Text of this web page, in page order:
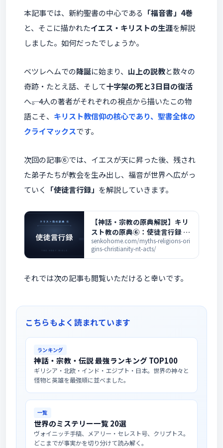
本記事では、新約聖書の中心である 「福音書」4巻
と、そこに描かれたイエス・キリストの生涯を解説
しました。如何だったでしょうか。
ベツレヘムでの降誕に始まり、 山上の説教と数々の
奇跡・たとえ話、そして十字架の死と3日目の復活
へ――。4人の著者がそれぞれの視点から描いたこの物
語こそ、 キリスト教信仰の核心であり、聖書全体の
クライマックスです。
次回の記事⑥では、イエスが天に昇った後、残され
た弟子たちが教会を生み出し、福音が世界へ広がっ
ていく
「使徒言行録」 を解説していきます。
【神話・宗教の原典解説】キリ
スト教の原典⑥：使徒言行録 ―
教会の誕生とパウロの伝道を解
説
senkohome.com/myths-religions-ori
gins-christianity-nt-acts/
それでは次の記事も閲覧いただけると幸いです。
こちらもよく読まれています
ランキング
神話・宗教・伝説 最強ランキング TOP100
ギリシア・北欧・インド・エジプト・日本。世界の神々と
怪物と英雄を最強順に並べました。
一覧
世界のミステリー一覧 20選
ヴォイニッチ手稿、メアリー・セレスト号、クリプトス。
どこまでが事実かを切り分けて読み解く。